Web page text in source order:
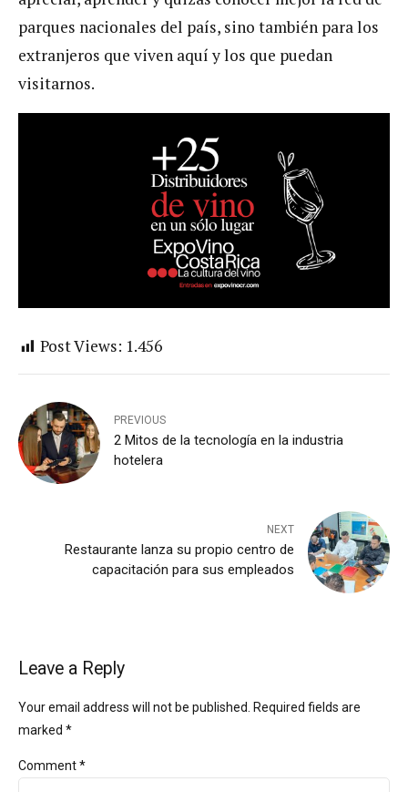
parques nacionales del país, sino también para los
extranjeros que viven aquí y los que puedan
visitarnos.
Post Views: 1.456
PREVIOUS
2 Mitos de la tecnología en la industria
hotelera
NEXT
Restaurante lanza su propio centro de
capacitación para sus empleados
Leave a Reply
Your email address will not be published. Required fields are
marked *
Comment*